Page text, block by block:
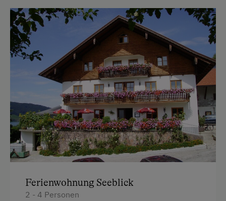
Ferienwohnung Seeblick
2 - 4 Personen